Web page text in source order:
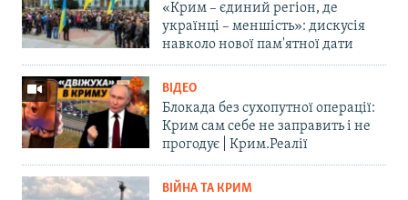
«Крим – єдиний регіон, де
українці – меншість»: дискусія
навколо нової пам'ятної дати
ВІДЕО
Блокада без сухопутної операції:
Крим сам себе не заправить і не
прогодує | Крим.Реалії
ВІЙНА ТА КРИМ